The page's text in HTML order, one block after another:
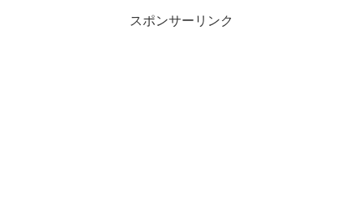
スポンサーリンク